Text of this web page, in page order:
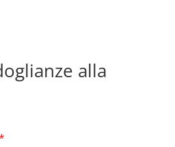
alla